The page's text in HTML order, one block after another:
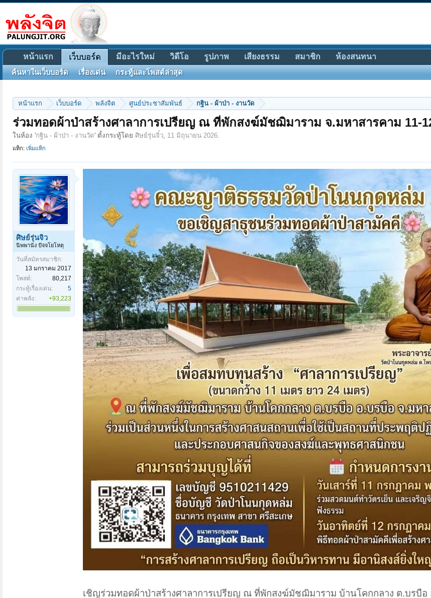
หน้าแรก เว็บบอร์ด พลังจิต ศูนย์ประชาสัมพันธ์ กฐิน - ผ้าป่า - งานวัด
ร่วมทอดผ้าป่าสร้างศาลาการเปรียญ ณ ที่พักสงฆ์มัชฌิมาราม จ.มหาสารคาม 11-
ในห้อง 'กฐิน - ผ้าป่า - งานวัด' ตั้งกระทู้โดย ศิษย์รุ่นจิ๋ว, 11 มิถุนายน 2026.
แท็ก: เพิ่มแท็ก
ศิษย์รุ่นจิ๋ว
นิพพานัง ปัจจโยโหตุ
วันที่สมัครสมาชิก:
13 มกราคม 2017
โพสต์:
80,217
กระทู้เรื่องเด่น:
5
ค่าพลัง:
+93,223
เชิญร่วมทอดผ้าป่าสร้างศาลาการเปรียญ ณ ที่พักสงฆ์มัชฌิมาราม บ้านโคกกลาง ต.บรบือ
หน้าแรก เว็บบอร์ด
ค้นหาในเว็บบอร์ด เรื่องเด่น กระทู้และโพสต์ล่าสุด
มีอะไรใหม่ วิดีโอ รูปภาพ เสียงธรรม สมาชิก ห้องสนทนา